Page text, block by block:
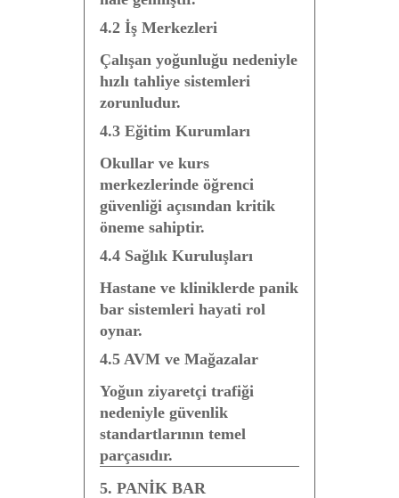
4.2 İş Merkezleri
Çalışan yoğunluğu nedeniyle
hızlı tahliye sistemleri
zorunludur.
4.3 Eğitim Kurumları
Okullar ve kurs
merkezlerinde öğrenci
güvenliği açısından kritik
öneme sahiptir.
4.4 Sağlık Kuruluşları
Hastane ve kliniklerde panik
bar sistemleri hayati rol
oynar.
4.5 AVM ve Mağazalar
Yoğun ziyaretçi trafiği
nedeniyle güvenlik
standartlarının temel
parçasıdır.
5. PANİK BAR